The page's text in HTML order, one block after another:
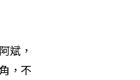
斌，
，不